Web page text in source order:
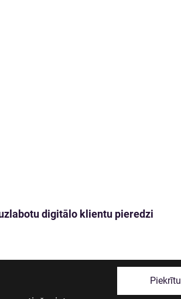
Piekrītu
digitālo klientu pieredzi